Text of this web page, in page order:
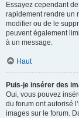
Essayez cependant
rapidement rendre un
modifier ou de le
peuvent également
à un message.
Haut
Puis-je insérer des
Oui, vous pouvez
du forum ont autorisé
images sur le forum.